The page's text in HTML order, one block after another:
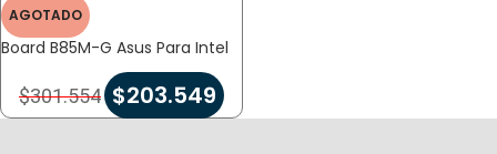
AGOTADO
Board B85M-G Asus Para Intel
$301.554 $203.549